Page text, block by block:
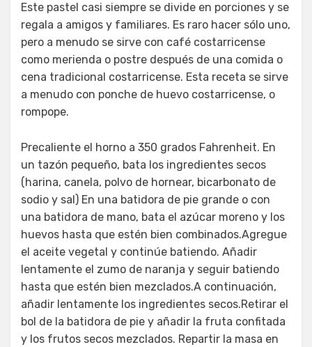
Este pastel casi siempre se divide en porciones y se
regala a amigos y familiares. Es raro hacer sólo uno,
pero a menudo se sirve con café costarricense
como merienda o postre después de una comida o
cena tradicional costarricense. Esta receta se sirve
a menudo con ponche de huevo costarricense, o
rompope.
Precaliente el horno a 350 grados Fahrenheit. En
un tazón pequeño, bata los ingredientes secos
(harina, canela, polvo de hornear, bicarbonato de
sodio y sal) En una batidora de pie grande o con
una batidora de mano, bata el azúcar moreno y los
huevos hasta que estén bien combinados.Agregue
el aceite vegetal y continúe batiendo. Añadir
lentamente el zumo de naranja y seguir batiendo
hasta que estén bien mezclados.A continuación,
añadir lentamente los ingredientes secos.Retirar el
bol de la batidora de pie y añadir la fruta confitada
y los frutos secos mezclados. Repartir la masa en